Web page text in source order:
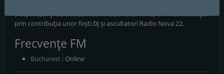
(http://s2.myradiostream.com:4520/listen.m4a) din mai multe țari
prin contribuția unor foști Dj și ascultatori Radio Nova 22.
Frecvențe FM
Bucharest : Online